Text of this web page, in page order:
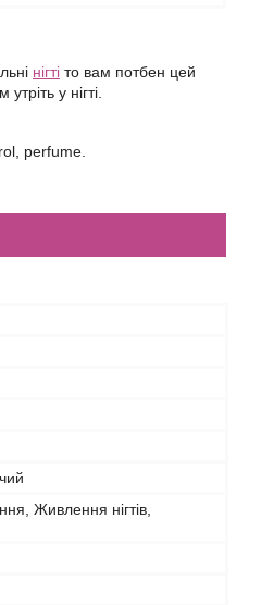
нігті то вам потбен цей
у нігті.
perfume.
Живлення нігтів,